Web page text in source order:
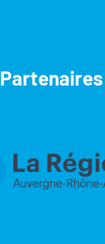
Partenaires